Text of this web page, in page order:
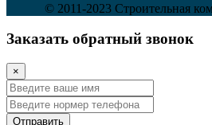
© 2011-2023 Строительная
Заказать обратный звонок
×
Отправить